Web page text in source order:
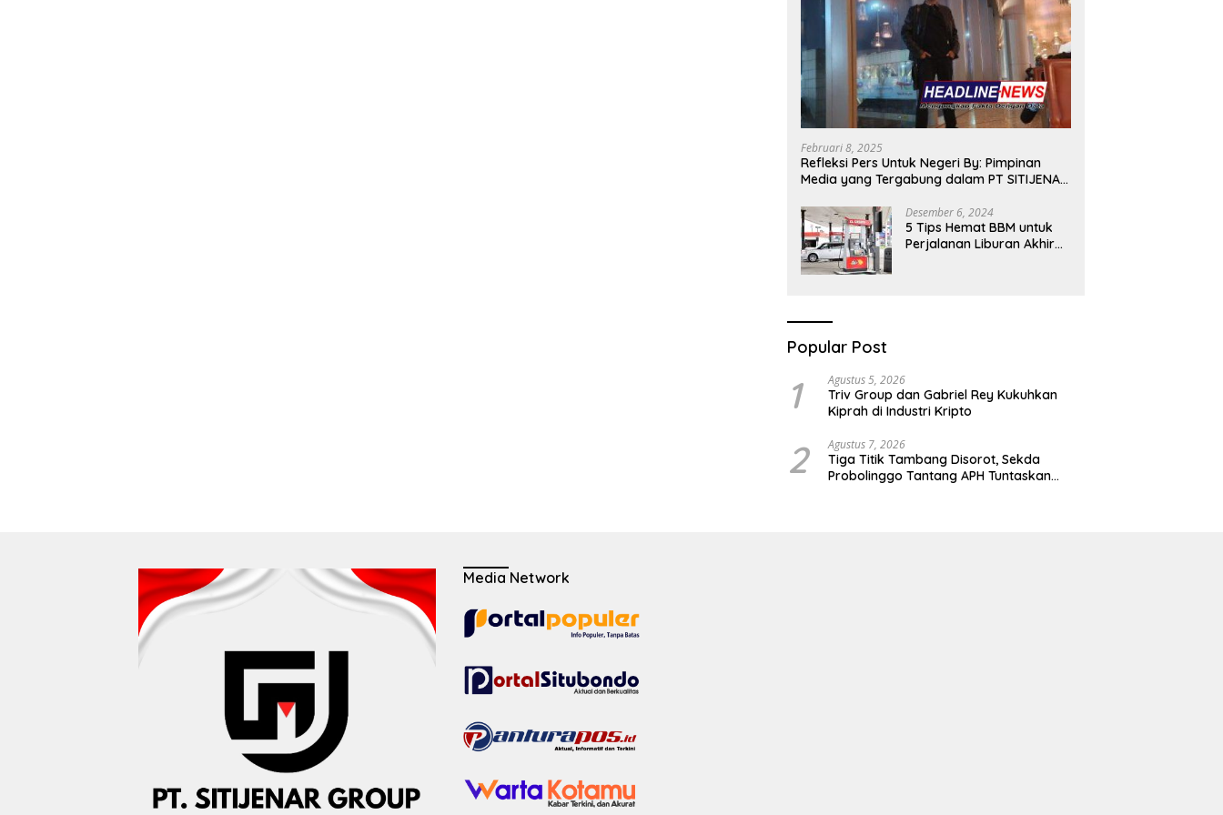
Februari 8, 2025
Refleksi Pers Untuk Negeri By: Pimpinan
Media yang Tergabung dalam PT SITIJENAR
Desember 6, 2024
5 Tips Hemat BBM untuk
Perjalanan Liburan Akhir
Popular Post
1 Agustus 5, 2026
Triv Group dan Gabriel Rey Kukuhkan
Kiprah di Industri Kripto
2 Agustus 7, 2026
Tiga Titik Tambang Disorot, Sekda
Probolinggo Tantang APH Tuntaskan
Media Network